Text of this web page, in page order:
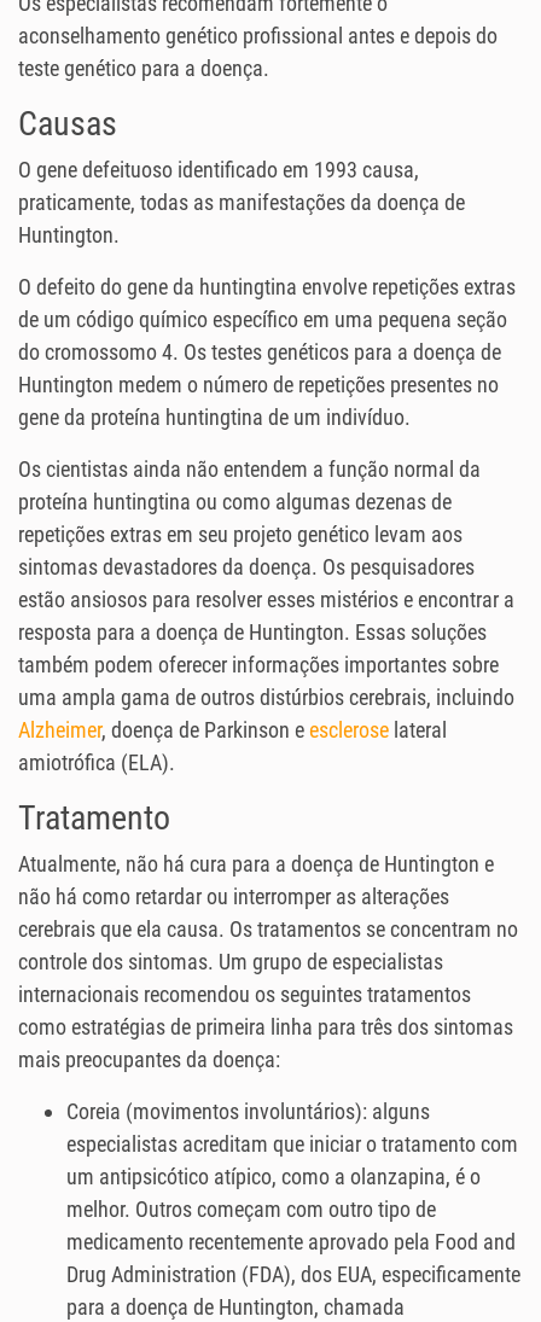
aconselhamento genético profissional antes e depois do
teste genético para a doença.
Causas
O gene defeituoso identificado em 1993 causa,
praticamente, todas as manifestações da doença de
Huntington.
O defeito do gene da huntingtina envolve repetições extras
de um código químico específico em uma pequena seção
do cromossomo 4. Os testes genéticos para a doença de
Huntington medem o número de repetições presentes no
gene da proteína huntingtina de um indivíduo.
Os cientistas ainda não entendem a função normal da
proteína huntingtina ou como algumas dezenas de
repetições extras em seu projeto genético levam aos
sintomas devastadores da doença. Os pesquisadores
estão ansiosos para resolver esses mistérios e encontrar a
resposta para a doença de Huntington. Essas soluções
também podem oferecer informações importantes sobre
uma ampla gama de outros distúrbios cerebrais, incluindo
Alzheimer, doença de Parkinson eesclerose lateral
amiotrófica (ELA).
Tratamento
Atualmente, não há cura para a doença de Huntington e
não há como retardar ou interromper as alterações
cerebrais que ela causa. Os tratamentos se concentram no
controle dos sintomas. Um grupo de especialistas
internacionais recomendou os seguintes tratamentos
como estratégias de primeira linha para três dos sintomas
mais preocupantes da doença:
Coreia (movimentos involuntários): alguns
especialistas acreditam que iniciar o tratamento com
um antipsicótico atípico, como a olanzapina, é o
melhor. Outros começam com outro tipo de
medicamento recentemente aprovado pela Food and
Drug Administration (FDA), dos EUA, especificamente
para a doença de Huntington, chamada